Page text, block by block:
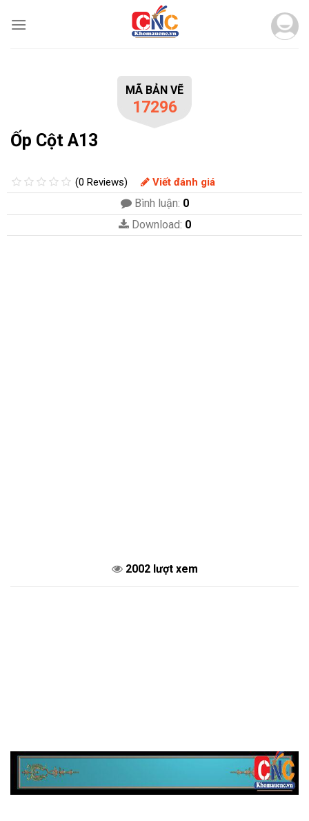
MÃ BẢN VẼ
17296
Ốp Cột A13
(0 Reviews) Viết đánh giá
Bình luận: 0
Download: 0
2002 lượt xem